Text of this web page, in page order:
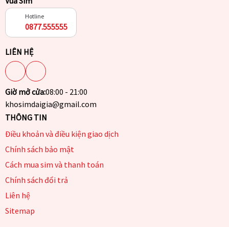
Hotline
0877.555555
LIÊN HỆ
Giờ mở cửa:08:00 - 21:00
khosimdaigia@gmail.com
THÔNG TIN
Điều khoản và điều kiện giao dịch
Chính sách bảo mật
Cách mua sim và thanh toán
Chính sách đổi trả
Liên hệ
Sitemap